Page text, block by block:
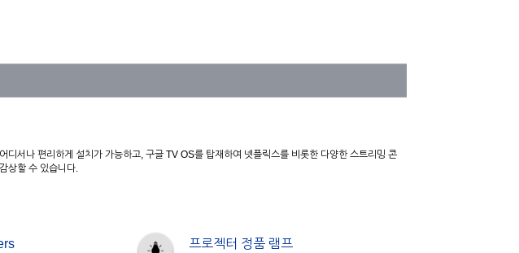
서나 편리하게 설치가 가능하고, 구글 TV OS를 탑재하여 넷플릭스를 비롯한 다양한 스트리밍 콘
상할 수 있습니다.
프로젝터 정품 램프